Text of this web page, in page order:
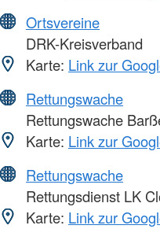
Ortsvereine
DRK-Kreisverband
Karte: Link zur
Rettungswache
Rettungswache
Karte: Link zur
Rettungswache
Rettungsdienst LK
Karte: Link zur